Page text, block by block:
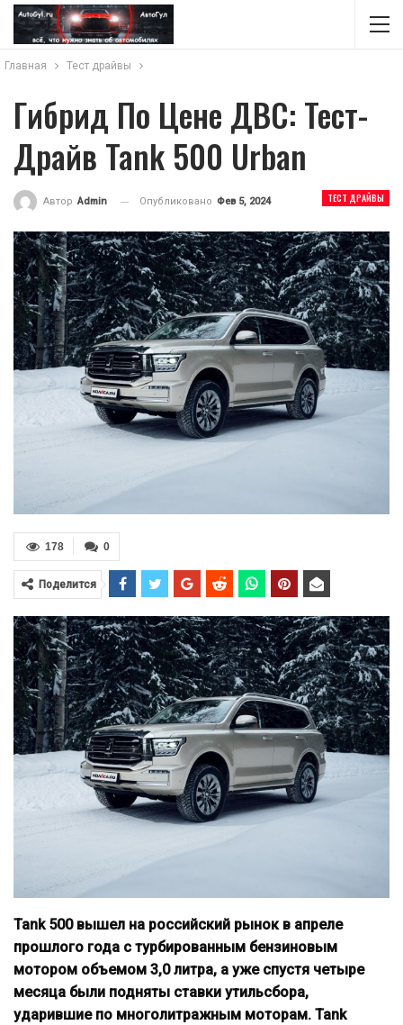
Главная Тест драйвы
Гибрид По Цене ДВС: Тест-
Драйв Tank 500 Urban
ТЕСТ ДРАЙВЫ
Автор Admin Опубликовано Фев 5, 2024
0
178
Поделится
Tank 500 вышел на российский рынок в апреле
прошлого года с турбированным бензиновым
мотором объемом 3,0 литра, а уже спустя четыре
месяца были подняты ставки утильсбора,
ударившие по многолитражным моторам. Tank